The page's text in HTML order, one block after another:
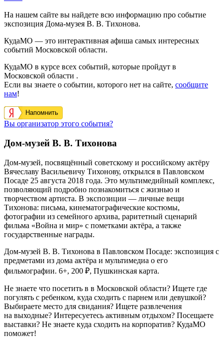
На нашем сайте вы найдете всю информацию про событие
экспозиция Дома-музея В. В. Тихонова.
КудаМО — это интерактивная афиша самых интересных
событий Московской области.
КудаМО в курсе всех событий, которые пройдут в
Московской области .
Если вы знаете о событии, которого нет на сайте, сообщите
нам!
Напомнить
Вы организатор этого события?
Дом-музей В. В. Тихонова
Дом-музей, посвящённый советскому и российскому актёру
Вячеславу Васильевичу Тихонову, открылся в Павловском
Посаде 25 августа 2018 года. Это мультимедийный комплекс,
позволяющий подробно познакомиться с жизнью и
творчеством артиста. В экспозиции — личные вещи
Тихонова: письма, кинематографические костюмы,
фотографии из семейного архива, раритетный сценарий
фильма «Война и мир» с пометками актёра, а также
государственные награды.
Дом-музей В. В. Тихонова в Павловском Посаде: экспозиция с
предметами из дома актёра и мультимедиа о его
фильмографии. 6+, 200 ₽, Пушкинская карта.
Не знаете что посетить в в Московской области? Ищете где
погулять с ребенком, куда сходить с парнем или девушкой?
Выбираете место для свидания? Ищете развлечения
на выходные? Интересуетесь активным отдыхом? Посещаете
выставки? Не знаете куда сходить на корпоратив? КудаМО
поможет!